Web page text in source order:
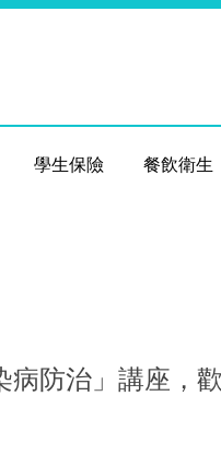
學生保險 餐飲衛生
防治」講座，